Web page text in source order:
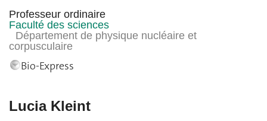
Professeur ordinaire
Faculté des sciences
Département de physique nucléaire et
corpusculaire
Bio-Express
Lucia Kleint